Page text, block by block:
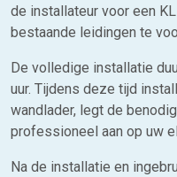
de installateur voor een
bestaande leidingen te
De volledige installatie
uur. Tijdens deze tijd
wandlader, legt de
professioneel aan op uw
Na de installatie en